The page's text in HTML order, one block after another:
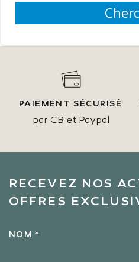
PAIEMENT SÉCURISÉ
par CB et Paypal
RECEVEZ NOS
OFFRES
NOM *